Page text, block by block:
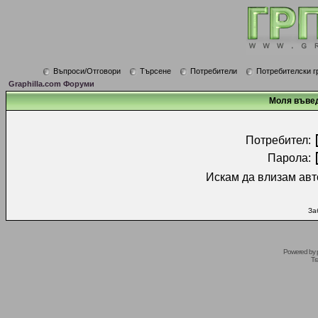
Въпроси/Отговори Търсене Потребители
Потребителски
Graphilla.com Форуми
Моля
Потребител:
Парола:
Искам да влизам
Powered by